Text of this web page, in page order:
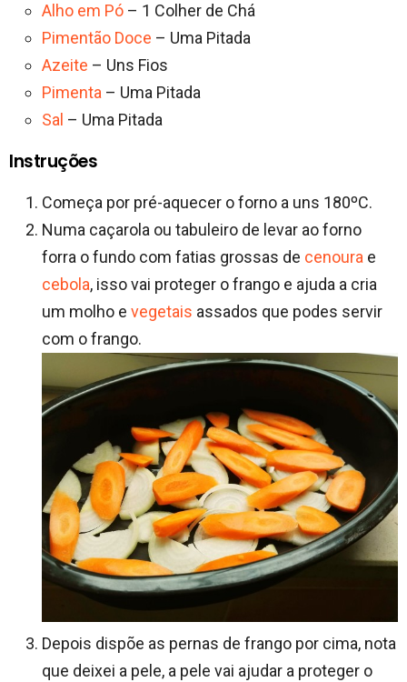
Alho em Pó – 1 Colher de Chá
Pimentão Doce – Uma Pitada
Azeite – Uns Fios
Pimenta – Uma Pitada
Sal – Uma Pitada
Instruções
Começa por pré-aquecer o forno a uns 180ºC.
Numa caçarola ou tabuleiro de levar ao forno
forra o fundo com fatias grossas de cenoura e
cebola, isso vai proteger o frango e ajuda a cria
um molho e vegetais assados que podes servir
com o frango.
Depois dispõe as pernas de frango por cima, nota
que deixei a pele, a pele vai ajudar a proteger o